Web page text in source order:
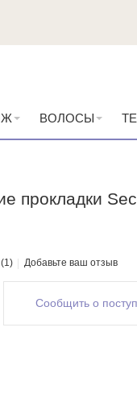
ВОЛОСЫ
прокладки
Добавьте ваш отзыв
Сообщить о